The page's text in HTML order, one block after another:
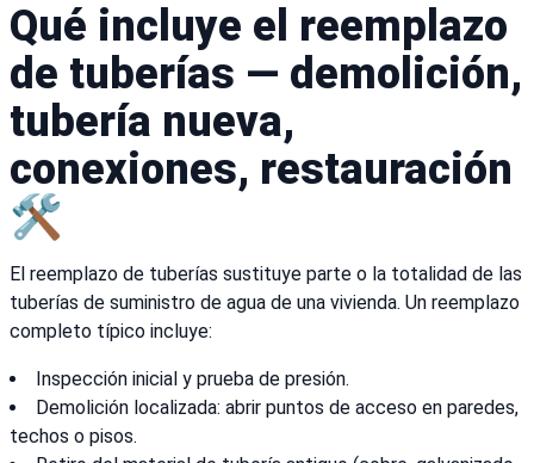
Qué incluye el reemplazo
de tuberías — demolición,
tubería nueva,
conexiones, restauración
🛠️
El reemplazo de tuberías sustituye parte o la totalidad de las
tuberías de suministro de agua de una vivienda. Un reemplazo
completo típico incluye:
Inspección inicial y prueba de presión.
Demolición localizada: abrir puntos de acceso en paredes,
techos o pisos.